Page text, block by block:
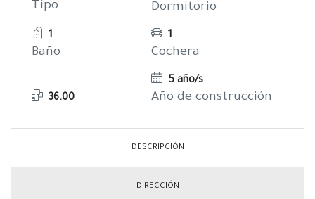
Tipo Dormitorio
1
Baño
1
Cochera
36.00
5 año/s
Año de construcción
DESCRIPCIÓN
DIRECCIÓN